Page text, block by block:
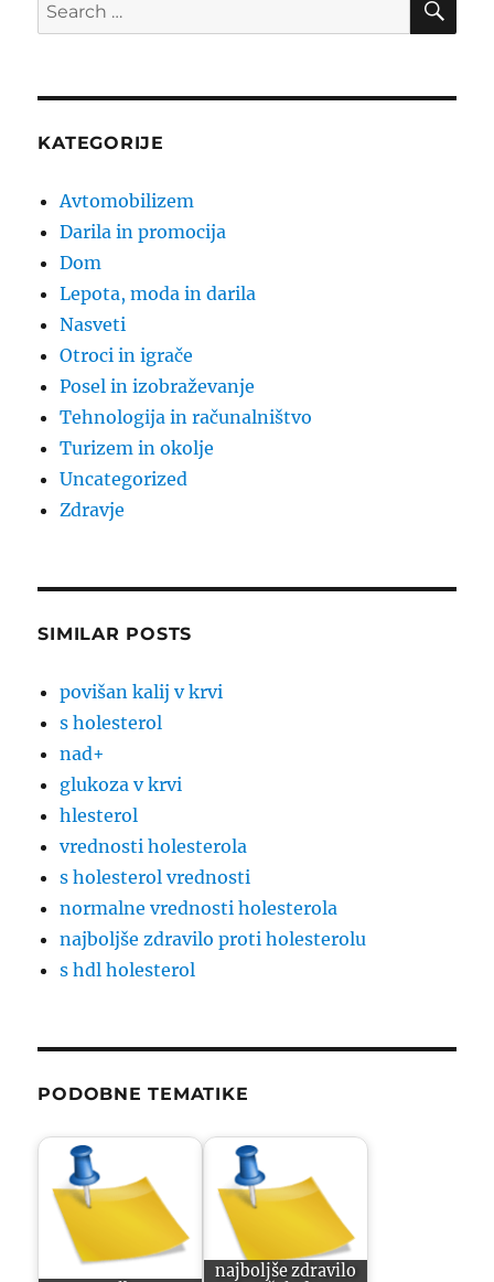
for:
KATEGORIJE
Avtomobilizem
Darila in promocija
Dom
Lepota, moda in darila
Nasveti
Otroci in igrače
Posel in izobraževanje
Tehnologija in računalništvo
Turizem in okolje
Uncategorized
Zdravje
SIMILAR POSTS
povišan kalij v krvi
s holesterol
nad+
glukoza v krvi
hlesterol
vrednosti holesterola
s holesterol vrednosti
normalne vrednosti holesterola
najboljše zdravilo proti holesterolu
s hdl holesterol
PODOBNE TEMATIKE
najboljše zdravilo